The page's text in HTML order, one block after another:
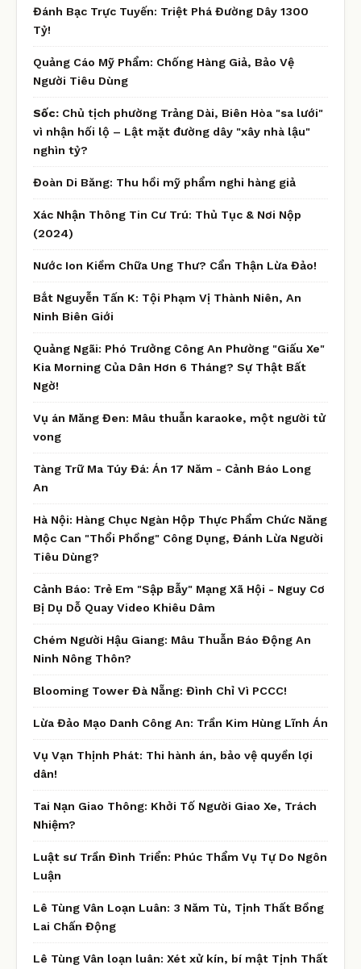
Đánh Bạc Trực Tuyến: Triệt Phá Đường Dây 1300
Tỷ!
Quảng Cáo Mỹ Phẩm: Chống Hàng Giả, Bảo Vệ
Người Tiêu Dùng
Sốc: Chủ tịch phường Trảng Dài, Biên Hòa "sa lưới"
vì nhận hối lộ – Lật mặt đường dây "xây nhà lậu"
nghìn tỷ?
Đoàn Di Băng: Thu hồi mỹ phẩm nghi hàng giả
Xác Nhận Thông Tin Cư Trú: Thủ Tục & Nơi Nộp
(2024)
Nước Ion Kiềm Chữa Ung Thư? Cẩn Thận Lừa Đảo!
Bắt Nguyễn Tấn K: Tội Phạm Vị Thành Niên, An
Ninh Biên Giới
Quảng Ngãi: Phó Trưởng Công An Phường "Giấu Xe"
Kia Morning Của Dân Hơn 6 Tháng? Sự Thật Bất
Ngờ!
Vụ án Măng Đen: Mâu thuẫn karaoke, một người tử
vong
Tàng Trữ Ma Túy Đá: Án 17 Năm - Cảnh Báo Long
An
Hà Nội: Hàng Chục Ngàn Hộp Thực Phẩm Chức Năng
Mộc Can "Thổi Phồng" Công Dụng, Đánh Lừa Người
Tiêu Dùng?
Cảnh Báo: Trẻ Em "Sập Bẫy" Mạng Xã Hội - Nguy Cơ
Bị Dụ Dỗ Quay Video Khiêu Dâm
Chém Người Hậu Giang: Mâu Thuẫn Báo Động An
Ninh Nông Thôn?
Blooming Tower Đà Nẵng: Đình Chỉ Vì PCCC!
Lừa Đảo Mạo Danh Công An: Trần Kim Hùng Lĩnh Án
Vụ Vạn Thịnh Phát: Thi hành án, bảo vệ quyền lợi
dân!
Tai Nạn Giao Thông: Khởi Tố Người Giao Xe, Trách
Nhiệm?
Luật sư Trần Đình Triển: Phúc Thẩm Vụ Tự Do Ngôn
Luận
Lê Tùng Vân Loạn Luân: 3 Năm Tù, Tịnh Thất Bồng
Lai Chấn Động
Lê Tùng Vân loạn luân: Xét xử kín, bí mật Tịnh Thất